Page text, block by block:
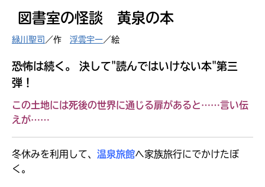
図書室の怪談 黄泉の本
緑川聖司 ／作 浮雲宇一 ／絵
恐怖は続く。 決して"読んではいけない本"第三
弾！
この土地には死後の世界に通じる扉があると……言い伝
えが……
冬休みを利用して、 温泉旅館へ家族旅行にでかけたぼ
く。